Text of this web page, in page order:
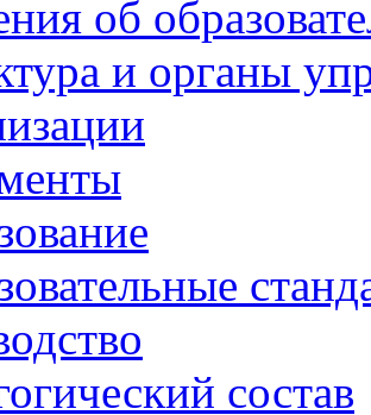
об
и органы
состав